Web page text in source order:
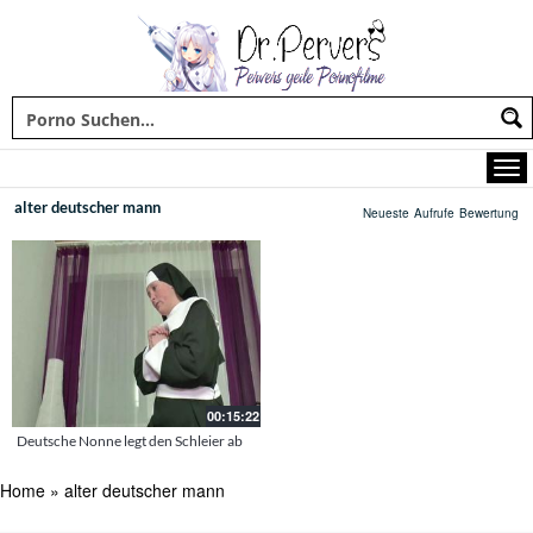
alter deutscher mann Neueste Aufrufe Bewertung
00:15:22
Deutsche Nonne legt den Schleier ab
Home » alter deutscher mann